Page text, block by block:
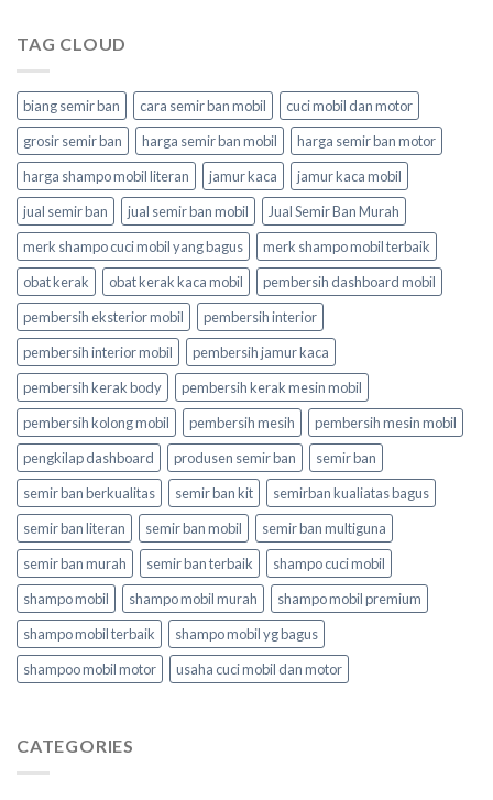
TAG CLOUD
biang semir ban cara semir ban mobil
cuci mobil dan motor
grosir semir ban
harga semir ban mobil
harga semir ban motor
harga shampo mobil literan
jamur kaca
jamur kaca mobil
jual semir ban
jual semir ban mobil
Jual Semir Ban Murah
merk shampo cuci mobil yang bagus
merk shampo mobil terbaik
obat kerak
obat kerak kaca mobil
pembersih dashboard mobil
pembersih eksterior mobil
pembersih interior
pembersih interior mobil
pembersih jamur kaca
pembersih kerak body
pembersih kerak mesin mobil
pembersih kolong mobil
pembersih mesih
pembersih mesin mobil
pengkilap dashboard
produsen semir ban
semir ban
semir ban berkualitas
semir ban kit
semirban kualiatas bagus
semir ban literan
semir ban mobil
semir ban multiguna
semir ban murah
semir ban terbaik
shampo cuci mobil
shampo mobil
shampo mobil murah
shampo mobil premium
shampo mobil terbaik
shampo mobil yg bagus
shampoo mobil motor
usaha cuci mobil dan motor
CATEGORIES